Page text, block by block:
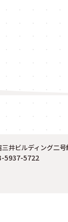
井ビルディング二号
5937-5722